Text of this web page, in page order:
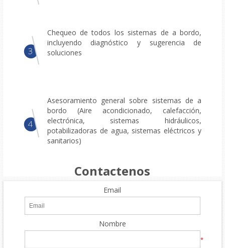
Chequeo de todos los sistemas de a bordo,
incluyendo diagnóstico y sugerencia de
soluciones
Asesoramiento general sobre sistemas de a
bordo (Aire acondicionado, calefacción,
electrónica, sistemas hidráulicos,
potabilizadoras de agua, sistemas eléctricos y
sanitarios)
Contactenos
Email
Nombre
*